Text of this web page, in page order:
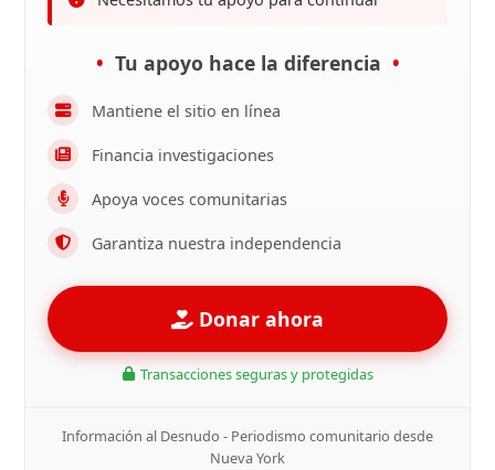
Tu apoyo hace la diferencia
Mantiene el sitio en línea
Financia investigaciones
Apoya voces comunitarias
Garantiza nuestra independencia
Donar ahora
Transacciones seguras y protegidas
Información al Desnudo - Periodismo comunitario desde
Nueva York